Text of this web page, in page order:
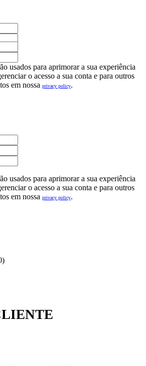
usados para aprimorar a sua experiência
o acesso a sua conta e para outros
em nossa privacy policy.
usados para aprimorar a sua experiência
o acesso a sua conta e para outros
em nossa privacy policy.